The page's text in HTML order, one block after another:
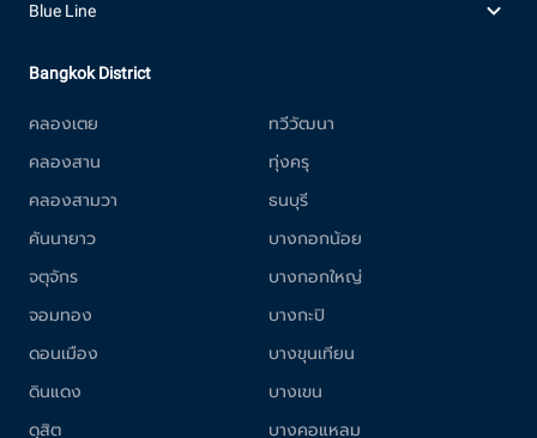
Blue Line
Bangkok District
คลองเตย
คลองสาน
คลองสามวา
คันนายาว
จตุจักร
จอมทอง
ดอนเมือง
ดินแดง
ดุสิต
ทวีวัฒนา
ทุ่งครุ
ธนบุรี
บางกอกน้อย
บางกอกใหญ่
บางกะปิ
บางขุนเทียน
บางเขน
บางคอแหลม